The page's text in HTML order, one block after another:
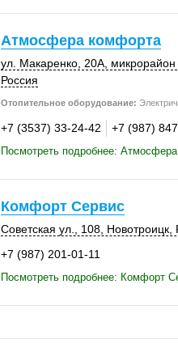
Атмосфера комфорта
ул. Макаренко, 20А, микрорайон
Россия
Отопительное оборудование:
+7 (3537) 33-24-42 +7 (987)
Посмотреть подробнее:
Комфорт Сервис
Советская ул. 108, Новотроицк,
+7 (987) 201-01-11
Посмотреть подробнее: Комфорт